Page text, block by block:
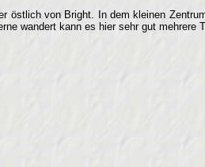
östlich von Bright. In dem kleinen
wandert kann es hier sehr gut mehrere